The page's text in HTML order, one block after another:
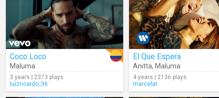
Coco Loco
Maluma
3 years | 2373 plays
luizricardo_96
El Que Espera
Anitta, Maluma
4 years | 2136 plays
marcelat